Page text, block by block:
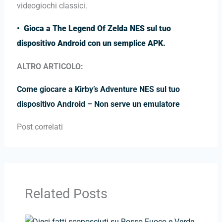
videogiochi classici.
• Gioca a The Legend Of Zelda NES sul tuo
dispositivo Android con un semplice APK.
ALTRO ARTICOLO:
Come giocare a Kirby’s Adventure NES sul tuo
dispositivo Android – Non serve un emulatore
Post correlati
Related Posts